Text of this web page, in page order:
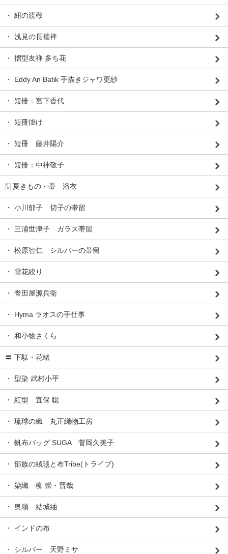
・ 紐の渡敬
・ 浅見の長襦袢
・ 摺型友禅 多ち花
・ Eddy An Batik 手描きジャワ更紗
・ 短冊：宮下香代
・ 短冊掛け
・ 短冊 藤井陽介
・ 短冊：中神敬子
🀧 夏きもの・帯 浴衣
・ 小川郁子 切子の帯留
・ 三浦世津子 ガラス帯留
・ 松原智仁 シルバーの帯留
・ 雪花絞り
・ 誉田屋源兵衛
・ Hyma ラオスの手仕事
・ 和小物さくら
〓 下駄・花緒
・ 型染 武村小平
・ 紅型 宜保 聡
・ 琉球の織 丸正織物工房
・ 帆布バッグ SUGA 菅岡久美子
・ 部族の絨毯と布Tribe(トライブ)
・ 染織 柳 崇・晋哉
・ 奥順 結城紬
・ インドの布
・ シルバー 天野ミサ